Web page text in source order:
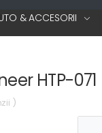
& ACCESORII
HTP-071
)